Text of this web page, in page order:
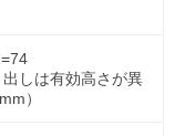
しは有効高さが異
）